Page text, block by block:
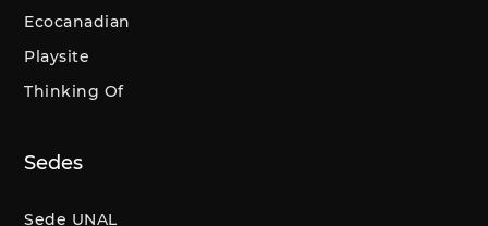
Ecocanadian
Playsite
Thinking Of
Sedes
Sede UNAL